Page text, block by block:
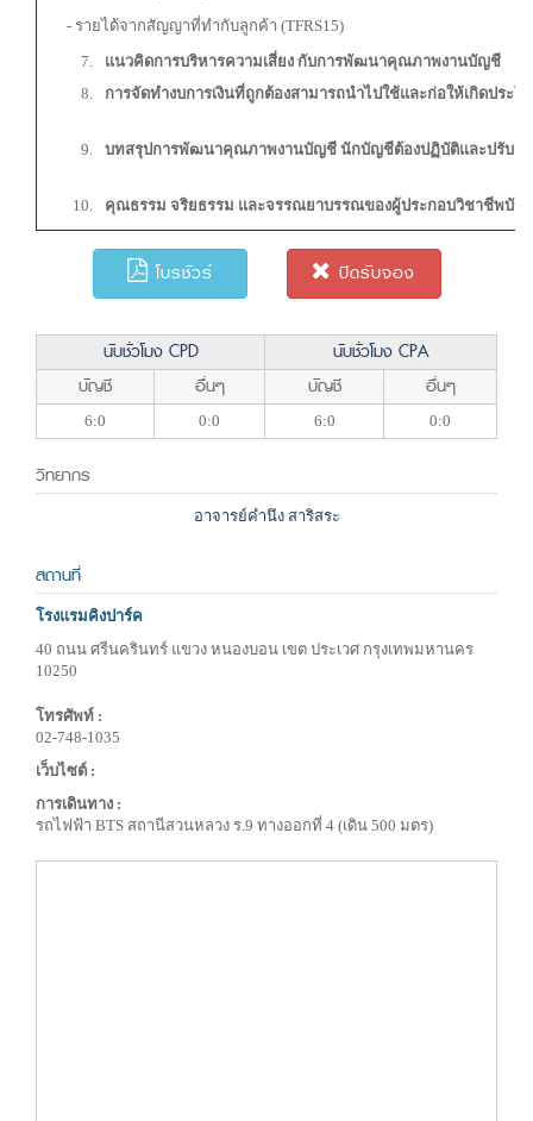
- รายได้จากสัญญาที่ทำกับลูกค้า (TFRS15)
แนวคิดการบริหารความเสี่ยง กับการพัฒนาคุณภาพงานบัญชี
การจัดทำงบการเงินที่ถูกต้องสามารถนำไปใช้และก่อให้เกิดประโ
บทสรุปการพัฒนาคุณภาพงานบัญชี นักบัญชีต้องปฏิบัติและปรับตัว
คุณธรรม จริยธรรม และจรรณยาบรรณของผู้ประกอบวิชาชีพบัญ
โบรชัวร์ ปิดรับจอง
นับชั่วโมง CPD
นับชั่วโมง CPA
บัญชี
อื่นๆ บัญชี อื่นๆ
6:0 0:0 6:0 0:0
วิทยากร
อาจารย์คำนึง สาริสระ
สถานที่
โรงแรมคิงปาร์ค
40 ถนน ศรีนครินทร์ แขวง หนองบอน เขต ประเวศ กรุงเทพมหานคร
10250
โทรศัพท์ :
02-748-1035
เว็บไซต์ :
การเดินทาง :
รถไฟฟ้า BTS สถานีสวนหลวง ร.9 ทางออกที่ 4 (เดิน 500 มตร)